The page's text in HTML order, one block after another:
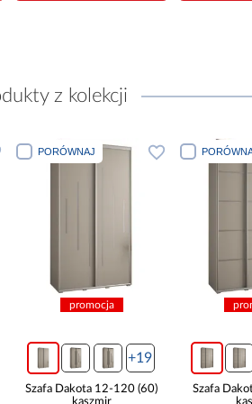
z kolekcji
PORÓWNAJ
promocja
+19
Szafa Dakota 12-120 (60)
Szafa